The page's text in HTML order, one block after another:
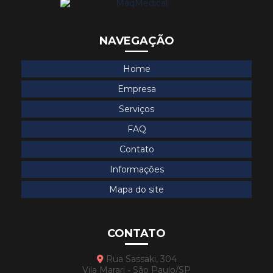
Segurança no parque tecnológico hospitalar
Seringa para bomba mdk no espírito santo
Seringa para bomba mdk em são paulo
Seringa para bomba mdk em sp
Seringa para bomba mdk em vitória
Serviços de engenharia clínica
Soluções para parque tecnológico hospitalar
Soluções em tecnologia hospitalar
NAVEGAÇÃO
Home
Empresa
Serviços
FAQ
Contato
Informações
Mapa do site
CONTATO
Rua Sassaki, 304
Vila Marari - São Paulo/SP